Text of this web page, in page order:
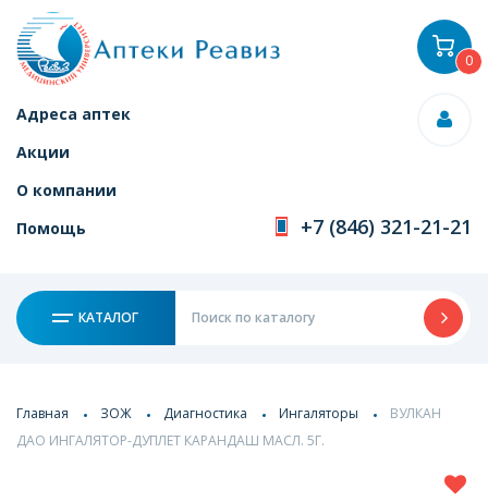
Адреса аптек
Акции
О компании
Помощь
+7 (846) 321-21-21
КАТАЛОГ
0
Главная ЗОЖ Диагностика Ингаляторы
ВУЛКАН
ДАО ИНГАЛЯТОР-ДУПЛЕТ КАРАНДАШ МАСЛ. 5Г.